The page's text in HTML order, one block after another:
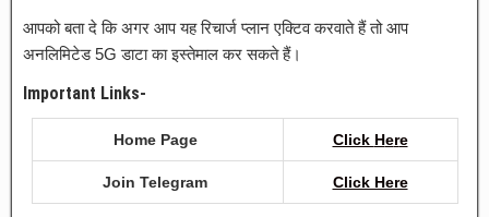
आपको बता दे कि अगर आप यह रिचार्ज प्लान एक्टिव करवाते हैं तो आप
अनलिमिटेड 5G डाटा का इस्तेमाल कर सकते हैं।
Important Links-
Home Page Click Here
Join Telegram Click Here